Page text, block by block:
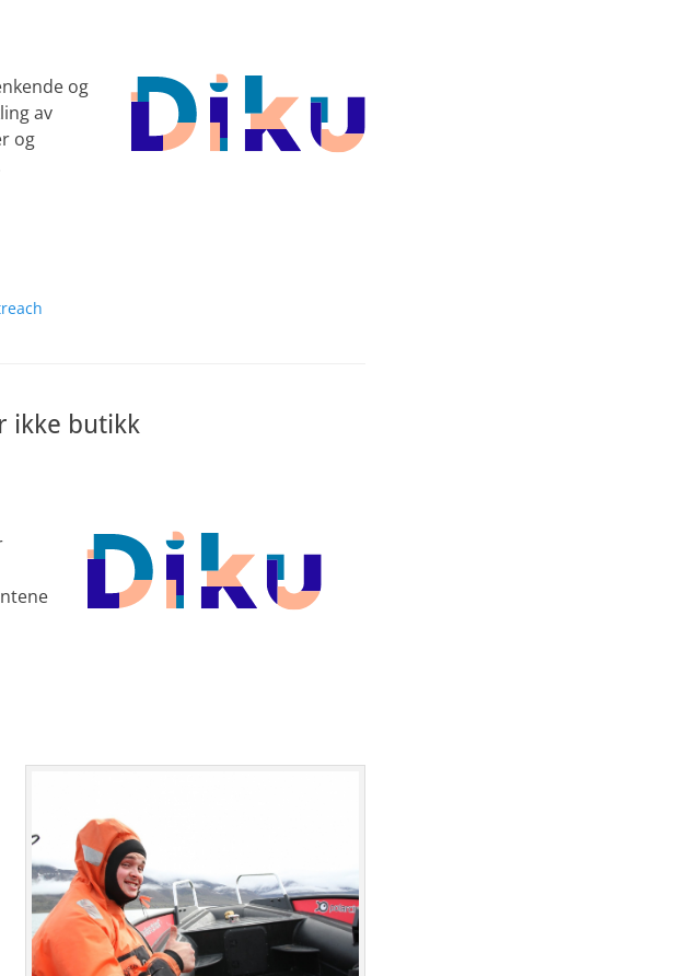
og
av
og
ikke butikk